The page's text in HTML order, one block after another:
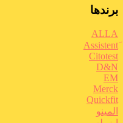
برندها
ALLA
Citotest
D&N
EM
Merck
Quickfit
المینو